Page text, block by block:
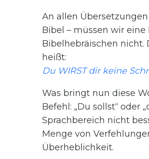
An allen
Bibel – müssen wir eine
Bibelhebräischen nicht.
heißt:
Du WIRST dir keine
Was bringt nun diese
Befehl: „Du sollst“ oder
Sprachbereich nicht
Menge von
Überheblichkeit.